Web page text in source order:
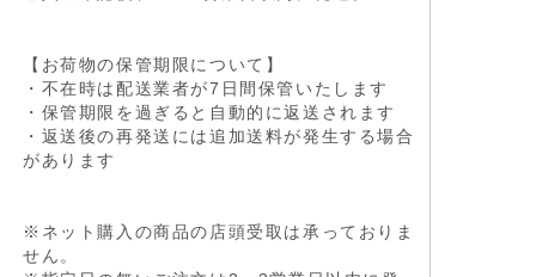
【お荷物の保管期限について】
・不在時は配送業者が7日間保管いたします
・保管期限を過ぎると自動的に返送されます
・返送後の再発送には追加送料が発生する場合
があります
※ネット購入の商品の店頭受取は承っておりま
せん。